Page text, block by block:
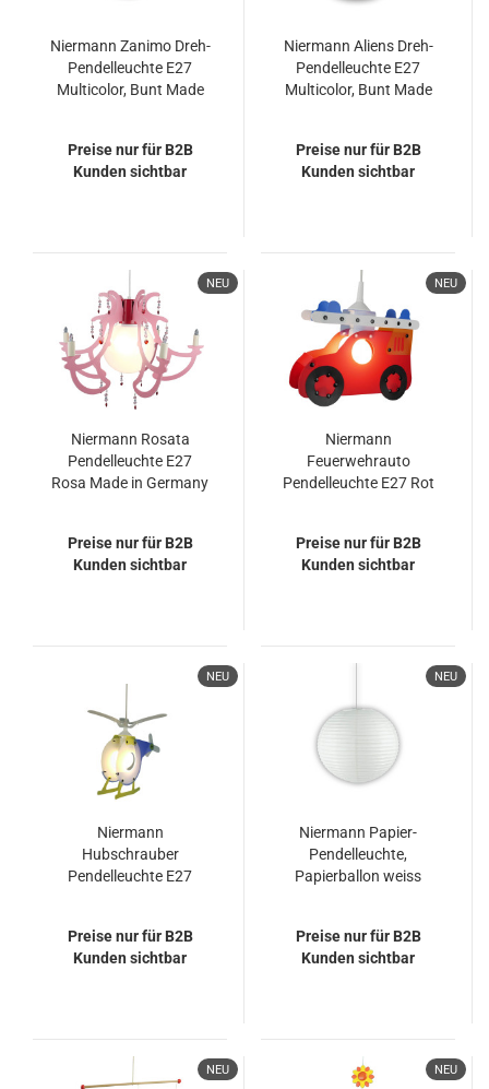
Niermann Zanimo Dreh-
Pendelleuchte E27
Multicolor, Bunt Made
Preise nur für B2B
Kunden sichtbar
Niermann Aliens Dreh-
Pendelleuchte E27
Multicolor, Bunt Made
Preise nur für B2B
Kunden sichtbar
NEU
Niermann Rosata
Pendelleuchte E27
Rosa Made in Germany
Preise nur für B2B
Kunden sichtbar
NEU
Niermann
Feuerwehrauto
Pendelleuchte E27 Rot
Preise nur für B2B
Kunden sichtbar
NEU
Niermann
Hubschrauber
Pendelleuchte E27
Preise nur für B2B
Kunden sichtbar
NEU
Niermann Papier-
Pendelleuchte,
Papierballon weiss
Preise nur für B2B
Kunden sichtbar
NEU NEU